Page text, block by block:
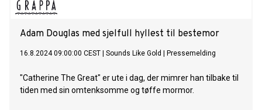
Adam Douglas med sjelfull hyllest til bestemor
16.8.2024 09:00:00 CEST Sounds Like Gold Pressemelding
"Catherine The Great" er ute i dag, der mimrer han tilbake til
tiden med sin omtenksomme og tøffe mormor.